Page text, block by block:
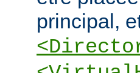
principal,